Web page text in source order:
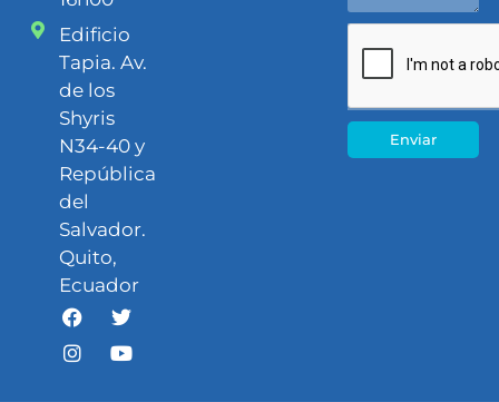
Edificio
Tapia. Av.
de los
Shyris
N34-40 y
República
del
Salvador.
Quito,
Ecuador
Enviar